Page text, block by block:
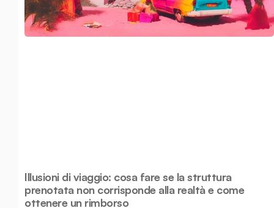
Illusioni di viaggio: cosa fare se la struttura
prenotata non corrisponde alla realtà e come
ottenere un rimborso